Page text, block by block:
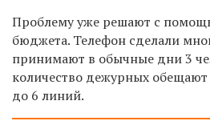
Проблему уже решают с
бюджета. Телефон сделали
принимают в обычные дни 3
количество дежурных обещают
до 6 линий.